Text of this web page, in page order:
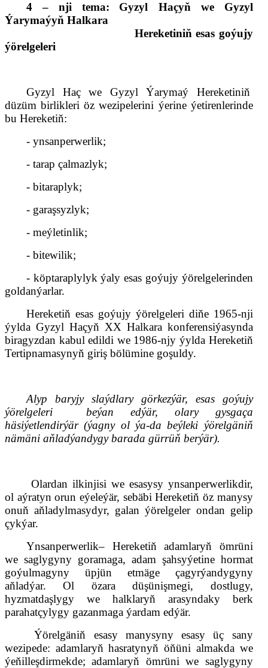
4 – njitema:
Gyzyl Haçyň we Gyzyl
Ýarymaýyň Halkara
Hereketiniň esas goýujy
ýörelgeleri
Gyzyl Haç we Gyzyl Ýarymaý Hereketiniň
düzüm birlikleri öz wezipelerini ýerine ýetirenlerinde
bu Hereketiň:
- ynsanperwerlik;
- tarap çalmazlyk;
- bitaraplyk;
- garaşsyzlyk;
- meýletinlik;
- bitewilik;
- köptaraplylyk ýaly esas goýujy ýörelgelerinden
goldanýarlar.
Hereketiň esas goýujy ýörelgeleri diňe 1965-nji
ýylda Gyzyl Haçyň XX Halkara konferensiýasynda
biragyzdan kabul edildi we 1986-njy ýylda Hereketiň
Tertipnamasynyň giriş bölümine goşuldy.
Alyp baryjy slaýdlary görkezýär, esas goýujy
ýörelgeleri
beýan edýär, olary gysgaça
häsiýetlendirýär (ýagny ol ýa-da beýleki ýörelgäniň
nämäni aňladýandygy barada gürrüň berýär).
Olardan ilkinjisi we esasysy ynsanperwerlikdir,
ol aýratyn orun eýeleýär, sebäbi Hereketiň öz manysy
onuň aňladylmasydyr, galan ýörelgeler ondan gelip
çykýar.
Ynsanperwerlik– Hereketiň adamlaryň ömrüni
we saglygyny goramaga, adam şahsyýetine hormat
goýulmagyny üpjün etmäge çagyrýandygyny
aňladýar. Ol özara düşünişmegi, dostlugy,
hyzmatdaşlygy we halklaryň arasyndaky berk
parahatçylygy gazanmaga ýardam edýär.
Ýörelgäniň esasy manysynyesasy üç sany
wezipede: adamlaryň hasratynyň öňüni almakda we
ýeňilleşdirmekde; adamlaryň ömrüni we saglygyny